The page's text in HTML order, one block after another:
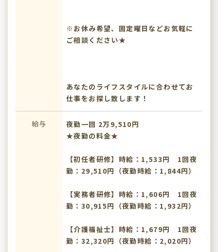
※お休み希望、固定曜日などお気軽に
ご相談ください★
あなたのライフスタイルに合わせてお
仕事をお探し致します！
給与
夜勤一回 2万9,510円
★夜勤の料金★
【初任者研修】時給：1,533円 1回夜
勤：29,510円（夜勤時給：1,844円）
【実務者研修】時給：1,606円 1回夜
勤：30,915円（夜勤時給：1,932円）
【介護福祉士】時給：1,679円 1回夜
勤：32,320円（夜勤時給：2,020円）